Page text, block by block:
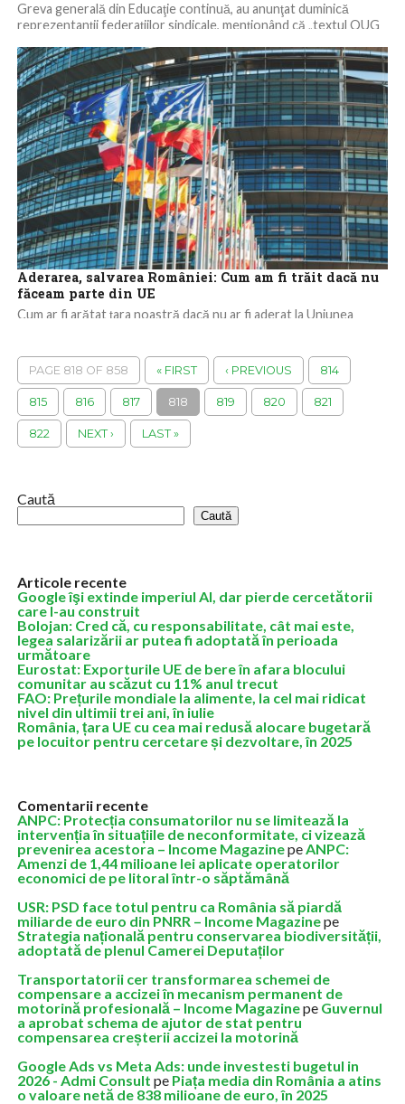
Greva generală din Educaţie continuă, au anunţat duminică
reprezentanţii federaţiilor sindicale, menţionând că „textul OUG
Aderarea, salvarea României: Cum am fi trăit dacă nu
făceam parte din UE
Cum ar fi arătat țara noastră dacă nu ar fi aderat la Uniunea
PAGE 818 OF 858 « FIRST ‹ PREVIOUS 814
815 816 817 818 819 820 821
822 NEXT › LAST »
Caută
Caută
Articole recente
Google îşi extinde imperiul AI, dar pierde cercetătorii
care l-au construit
Bolojan: Cred că, cu responsabilitate, cât mai este,
legea salarizării ar putea fi adoptată în perioada
următoare
Eurostat: Exporturile UE de bere în afara blocului
comunitar au scăzut cu 11% anul trecut
FAO: Prețurile mondiale la alimente, la cel mai ridicat
nivel din ultimii trei ani, în iulie
România, țara UE cu cea mai redusă alocare bugetară
pe locuitor pentru cercetare și dezvoltare, în 2025
Comentarii recente
ANPC: Protecția consumatorilor nu se limitează la
intervenția în situațiile de neconformitate, ci vizează
prevenirea acestora – Income MagazinepeANPC:
Amenzi de 1,44 milioane lei aplicate operatorilor
economici de pe litoral într-o săptămână
USR: PSD face totul pentru ca România să piardă
miliarde de euro din PNRR – Income Magazinepe
Strategia națională pentru conservarea biodiversității,
adoptată de plenul Camerei Deputaților
Transportatorii cer transformarea schemei de
compensare a accizei în mecanism permanent de
motorină profesională – Income Magazinepe Guvernul
a aprobat schema de ajutor de stat pentru
compensarea creșterii accizei la motorină
Google Ads vs Meta Ads: unde investesti bugetul in
2026 - Admi Consult pe Piața media din România a atins
o valoare netă de 838 milioane de euro, în 2025